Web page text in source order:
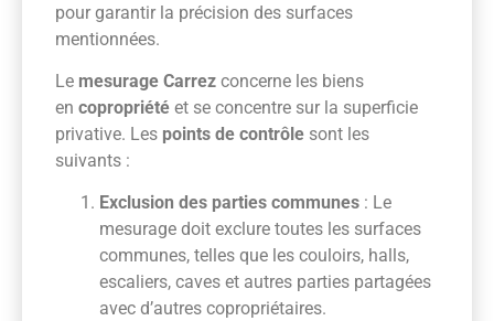
pour garantir la précision des surfaces
mentionnées.
Le mesurage Carrez concerne les biens
en copropriété et se concentre sur la superficie
privative. Les points de contrôle sont les
suivants :
Exclusion des parties communes : Le
mesurage doit exclure toutes les surfaces
communes, telles que les couloirs, halls,
escaliers, caves et autres parties partagées
avec d’autres copropriétaires.